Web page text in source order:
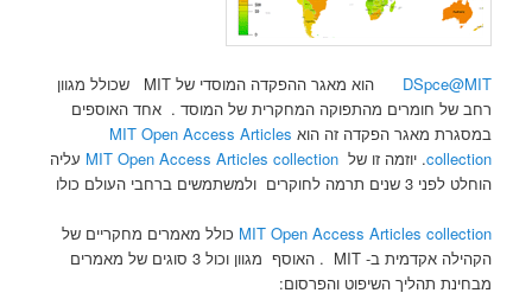
DSpce@MIT
הוא מאגר ההפקדה המוסדי של MIT שכולל מגוון
רחב של חומרים מהתפוקה המחקרית של המוסד . אחד האוספים
במסגרת מאגר הפקדה זה הוא MIT Open Access Articles
collection. יוזמה זו שלMIT Open Access Articles collection עליה
הוחלט לפני 3 שנים תרמה לחוקרים ולמשתמשים ברחבי העולם כולו
MIT Open Access Articles collection כולל מאמרים מחקריים של
הקהילה אקדמית ב- MIT . האוסף מגוון וכול 3 סוגים של מאמרים
מבחינת תהליך השיפוט והפרסום: